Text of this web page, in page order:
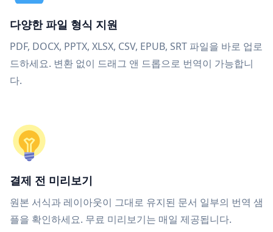
다양한 파일 형식 지원
PDF, DOCX, PPTX, XLSX, CSV, EPUB, SRT 파일을 바로 업로
드하세요. 변환 없이 드래그 앤 드롭으로 번역이 가능합니
다.
결제 전 미리보기
원본 서식과 레이아웃이 그대로 유지된 문서 일부의 번역 샘
플을 확인하세요. 무료 미리보기는 매일 제공됩니다.